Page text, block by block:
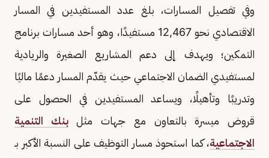
وفي تفصيل المسارات، بلغ عدد المستفيدين في المسار
الاقتصادي نحو 12,467 مستفيدًا، وهو أحد مسارات برنامج
التمكين؛ ويهدف إلى دعم المشاريع الصغيرة والريادية
لمستفيدي الضمان الاجتماعي حيث يقدّم المسار دعمًا ماليًا
وتدريبًا وتأهيلًا، ويساعد المستفيدين في الحصول على
قروض ميسرة بالتعاون مع جهات مثلبنك التنمية
الاجتماعية، كما استحوذ مسار التوظيف على النسبة الأكبر بـ